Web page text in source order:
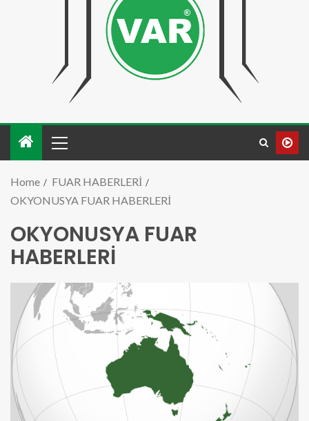
Home
FUAR HABERLERİ
OKYONUSYA FUAR HABERLERİ
OKYONUSYA FUAR
HABERLERİ